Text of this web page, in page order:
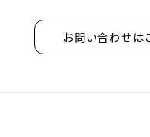
お問い合わせは